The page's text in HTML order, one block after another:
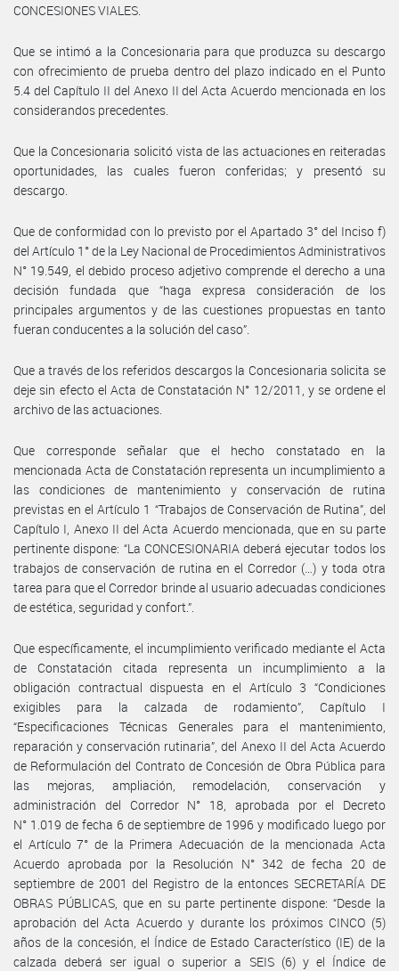
CONCESIONES VIALES.
Que se intimó a la Concesionaria para que produzca su descargo
con ofrecimiento de prueba dentro del plazo indicado en el Punto
5.4 del Capítulo II del Anexo II del Acta Acuerdo mencionada en los
considerandos precedentes.
Que la Concesionaria solicitó vista de las actuaciones en reiteradas
oportunidades, las cuales fueron conferidas; y presentó su
descargo.
Que de conformidad con lo previsto por el Apartado 3° del Inciso f)
del Artículo 1° de la Ley Nacional de Procedimientos Administrativos
N° 19.549, el debido proceso adjetivo comprende el derecho a una
decisión fundada que “haga expresa consideración de los
principales argumentos y de las cuestiones propuestas en tanto
fueran conducentes a la solución del caso”.
Que a través de los referidos descargos la Concesionaria solicita se
deje sin efecto el Acta de Constatación N° 12/2011, y se ordene el
archivo de las actuaciones.
Que corresponde señalar que el hecho constatado en la
mencionada Acta de Constatación representa un incumplimiento a
las condiciones de mantenimiento y conservación de rutina
previstas en el Artículo 1 “Trabajos de Conservación de Rutina”, del
Capítulo I, Anexo II del Acta Acuerdo mencionada, que en su parte
pertinente dispone: “La CONCESIONARIA deberá ejecutar todos los
trabajos de conservación de rutina en el Corredor (…) y toda otra
tarea para que el Corredor brinde al usuario adecuadas condiciones
de estética, seguridad y confort.”.
Que específicamente, el incumplimiento verificado mediante el Acta
de Constatación citada representa un incumplimiento a la
obligación contractual dispuesta en el Artículo 3 “Condiciones
exigibles para la calzada de rodamiento”, Capítulo I
“Especificaciones Técnicas Generales para el mantenimiento,
reparación y conservación rutinaria”, del Anexo II del Acta Acuerdo
de Reformulación del Contrato de Concesión de Obra Pública para
las mejoras, ampliación, remodelación, conservación y
administración del Corredor N° 18, aprobada por el Decreto
N° 1.019 de fecha 6 de septiembre de 1996 y modificado luego por
el Artículo 7° de la Primera Adecuación de la mencionada Acta
Acuerdo aprobada por la Resolución N° 342 de fecha 20 de
septiembre de 2001 del Registro de la entonces SECRETARÍA DE
OBRAS PÚBLICAS, que en su parte pertinente dispone: “Desde la
aprobación del Acta Acuerdo y durante los próximos CINCO (5)
años de la concesión, el Índice de Estado Característico (IE) de la
calzada deberá ser igual o superior a SEIS (6) y el Índice de